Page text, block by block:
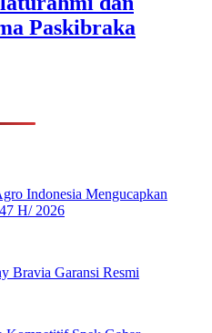
Paskibraka
Indonesia Mengucapkan
H/ 2026
Bravia Garansi Resmi